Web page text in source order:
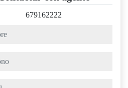
679162222